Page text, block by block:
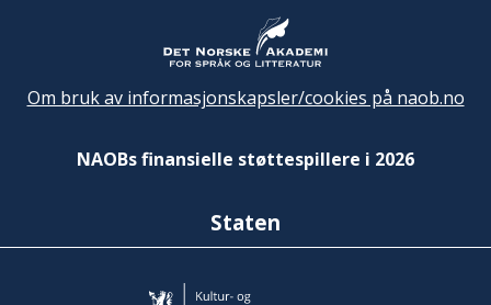
Om bruk av informasjonskapsler/cookies på naob.no
NAOBs finansielle støttespillere i 2026
Staten